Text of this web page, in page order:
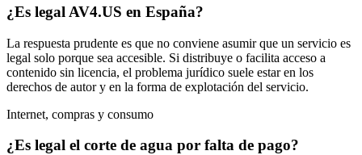
¿Es legal AV4.US en España?
La respuesta prudente es que no conviene asumir que un servicio es
legal solo porque sea accesible. Si distribuye o facilita acceso a
contenido sin licencia, el problema jurídico suele estar en los
derechos de autor y en la forma de explotación del servicio.
Internet, compras y consumo
¿Es legal el corte de agua por falta de pago?